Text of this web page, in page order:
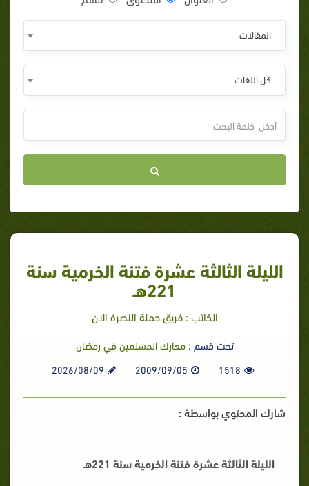
المقالات
كل اللغات
الليلة الثالثة عشرة فتنة الخرمية سنة
221هـ
الكاتب : فريق حملة النصرة الان
تحت قسم :معارك المسلمين في رمضان
1518
2009/09/05
2026/08/09
شارك المحتوي بواسطة :
الليلة الثالثة عشرة فتنة الخرميةسنة 221هـ